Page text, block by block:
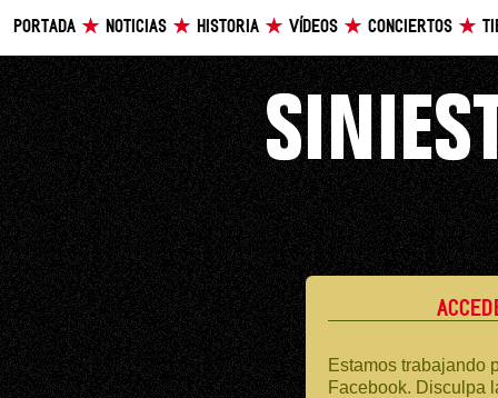
PORTADA NOTICIAS HISTORIA VÍDEOS CONCIERTOS
Estamos trabajando
Facebook. Disculpa